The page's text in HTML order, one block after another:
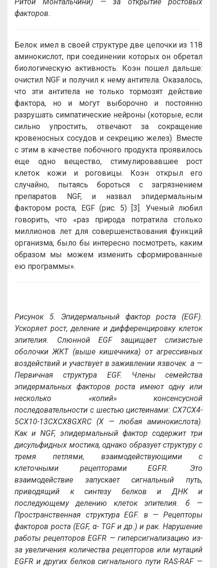
факторов.
Белок имел в своей структуре две цепочки из 118
аминокислот, при соединении которых он обретал
биологическую активность. Коэн пошел дальше:
очистил NGF и получил к нему антитела. Оказалось,
что эти антитела не только тормозят действие
фактора, но и могут выборочно и постоянно
разрушать симпатические нейроны (которые, если
сильно упростить, отвечают за сокращение
кровеносных сосудов и секрецию желез). Вместе
с этим в качестве побочного продукта проявилось
еще одно вещество, стимулировавшее рост
клеток кожи и роговицы. Коэн открыл его
случайно, пытаясь бороться с загрязнением
препаратов NGF, и назвал эпидермальным
фактором роста, EGF (рис. 5) [3]. Ученый любил
говорить, что «раз природа потратила столько
миллионов лет для совершенствования функций
организма, было бы интересно посмотреть, каким
образом мы можем изменить сформированные
ею программы».
Рисунок 5. Эпидермальный фактор роста (EGF).
Ускоряет рост, деление и дифференцировку клеток
эпителия. Слюнной EGF защищает слизистые
оболочки ЖКТ (выше кишечника) от агрессивных
воздействий и участвует в заживлении язвочек. а —
Первичная структура EGF. Члены семейства
эпидермальных факторов роста имеют одну или
несколько «копий» консенсусной
последовательности с шестью цистеинами: CX7CX4-
5CX10-13CXCX8GXRC (X — любая аминокислота).
Как и NGF, эпидермальный фактор содержит три
дисульфидных мостика, однако образует структуру с
тремя петлями, взаимодействующими с
клеточными рецепторами EGFR. Это
взаимодействие запускает сигнальный путь,
приводящий к синтезу белков и ДНК и
последующему делению клеток эпителия. б —
Пространственная структура EGF. в — Рецепторы
факторов роста (EGF, α- TGF и др.) и рак. Нарушение
работы рецепторов EGFR — гиперсигнализацию из-
за увеличения количества рецепторов или мутаций
EGFR и других белков сигнального пути RAS-RAF —